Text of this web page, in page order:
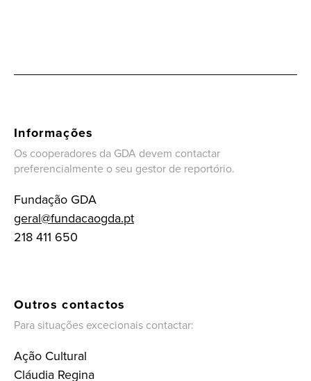
Informações
Os cooperadores da GDA devem contactar
preferencialmente o seu gestor de reportório.
Fundação GDA
geral@fundacaogda.pt
218 411 650
Outros contactos
Para situações excecionais contactar:
Ação Cultural
Cláudia Regina